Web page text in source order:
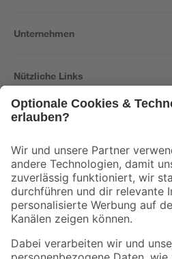
Unternehmen
Nützliche Links
Der toom Newsletter: Keine Angebote und
Zur Newsletter Anmeldung
Folge uns